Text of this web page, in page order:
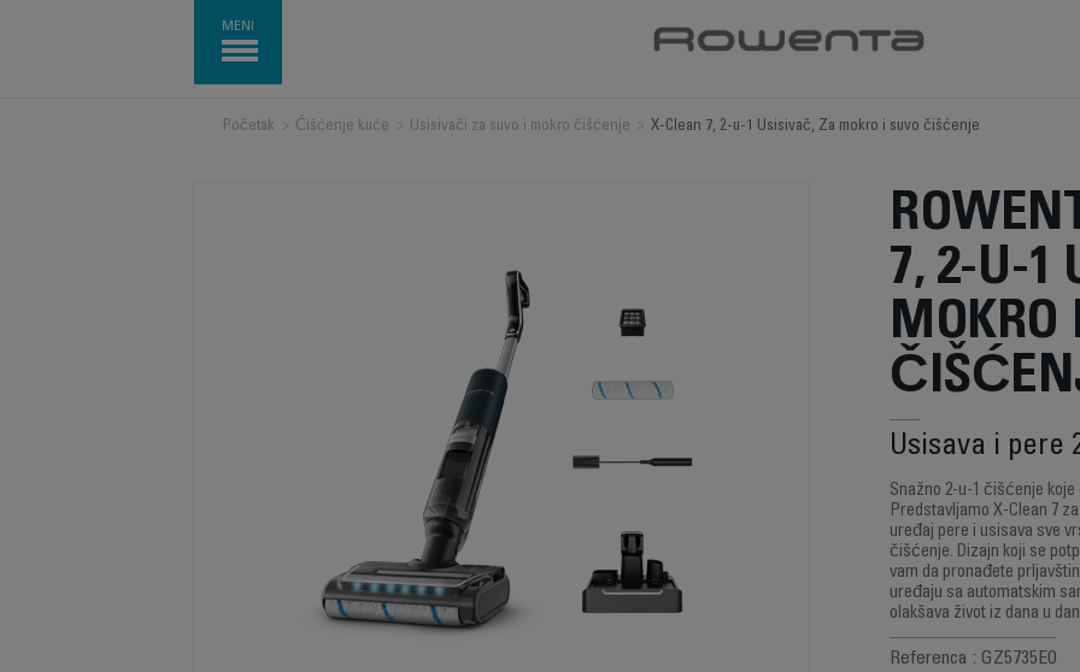
MENI
Početak Ćišćenje kuće Usisivači za suvo i mokro čišćenje X-Clean 7, 2-u-1 Usisivač, Za mokro i suvo čišćenje
7, 2-U-1
MOKRO
Usisava i pere
Snažno 2-u-1 čišćenje
Predstavljamo X-Clean 7
uređaj pere i usisava sve
čišćenje. Dizajn koji se
vam da pronađete
uređaju sa automatskim
olakšava život iz dana u
Referenca : GZ5735E0